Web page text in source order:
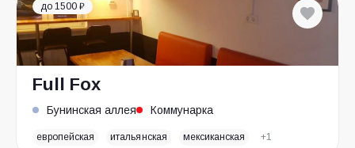
до 1500 ₽
Full Fox
Бунинская аллея Коммунарка
европейская итальянская мексиканская +1